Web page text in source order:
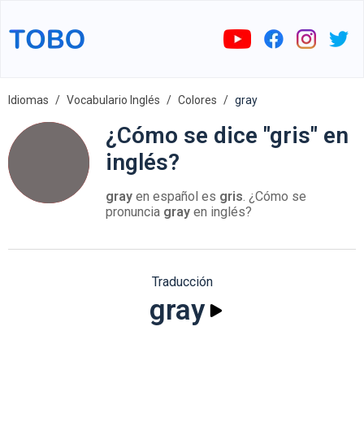
Idiomas Vocabulario Inglés Colores gray
¿Cómo se dice "gris" en
inglés?
gray en español es gris. ¿Cómo se
pronuncia gray en inglés?
Traducción
gray